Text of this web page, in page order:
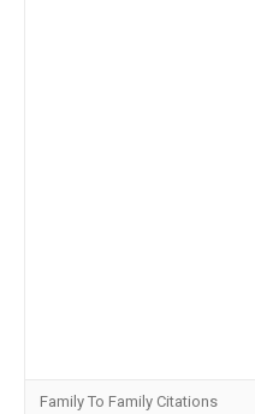
Family To Family Citations